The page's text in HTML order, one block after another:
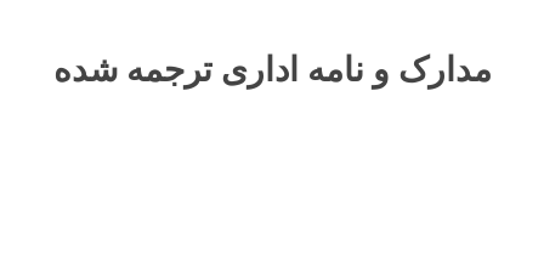
مدارک و نامه‌ اداری ترجمه شده